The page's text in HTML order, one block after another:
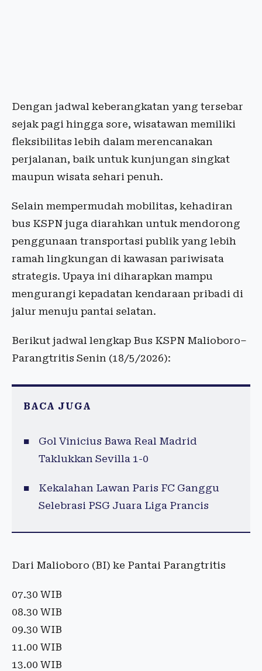
Dengan jadwal keberangkatan yang tersebar
sejak pagi hingga sore, wisatawan memiliki
fleksibilitas lebih dalam merencanakan
perjalanan, baik untuk kunjungan singkat
maupun wisata sehari penuh.
Selain mempermudah mobilitas, kehadiran
bus KSPN juga diarahkan untuk mendorong
penggunaan transportasi publik yang lebih
ramah lingkungan di kawasan pariwisata
strategis. Upaya ini diharapkan mampu
mengurangi kepadatan kendaraan pribadi di
jalur menuju pantai selatan.
Berikut jadwal lengkap Bus KSPN Malioboro–
Parangtritis Senin (18/5/2026):
BACA JUGA
Gol Vinicius Bawa Real Madrid
Taklukkan Sevilla 1-0
Kekalahan Lawan Paris FC Ganggu
Selebrasi PSG Juara Liga Prancis
Dari Malioboro (BI) ke Pantai Parangtritis
07.30 WIB
08.30 WIB
09.30 WIB
11.00 WIB
13.00 WIB